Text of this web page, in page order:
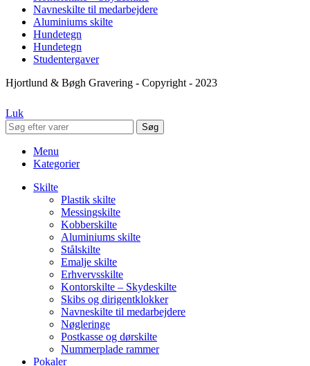
Navneskilte til medarbejdere
Aluminiums skilte
Hundetegn
Hundetegn
Studentergaver
Hjortlund & Bøgh Gravering - Copyright - 2023
Luk
Søg
Menu
Kategorier
Skilte
Plastik skilte
Messingskilte
Kobberskilte
Aluminiums skilte
Stålskilte
Emalje skilte
Erhvervsskilte
Kontorskilte – Skydeskilte
Skibs og dirigentklokker
Navneskilte til medarbejdere
Nøgleringe
Postkasse og dørskilte
Nummerplade rammer
Pokaler